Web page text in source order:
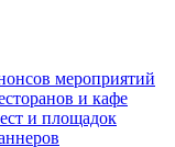
мероприятий
и кафе
и площадок